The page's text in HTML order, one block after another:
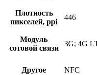
Плотность
пикселей, ppi
446
Модуль
сотовой связи
3G; 4G
Другое NFC